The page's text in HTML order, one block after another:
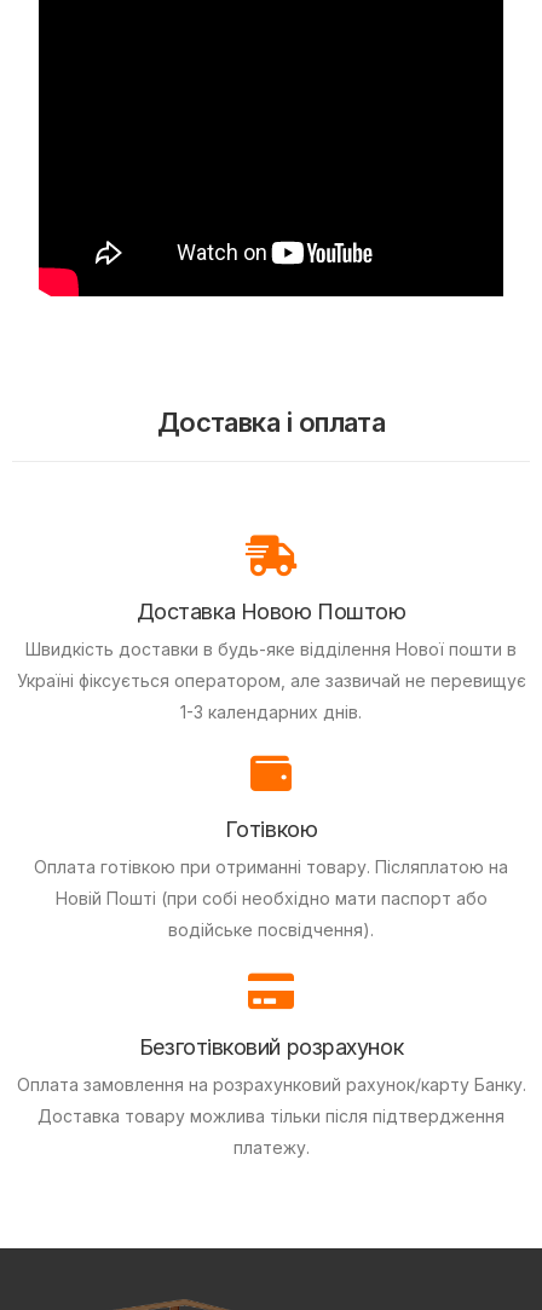
Доставка і оплата
Доставка Новою Поштою
Швидкість доставки в будь-яке відділення Нової пошти в
Україні фіксується оператором, але зазвичай не перевищує
1-3 календарних днів.
Готівкою
Оплата готівкою при отриманні товару. Післяплатою на
Новій Пошті (при собі необхідно мати паспорт або
водійське посвідчення).
Безготівковий розрахунок
Оплата замовлення на розрахунковий рахунок/карту Банку.
Доставка товару можлива тільки після підтвердження
платежу.